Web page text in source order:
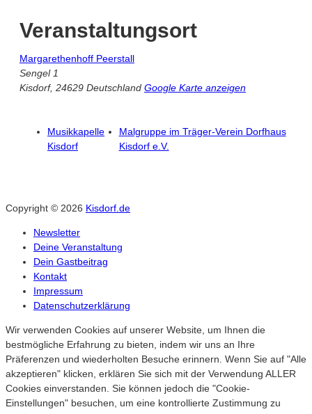
Veranstaltungsort
Margarethenhoff Peerstall
Sengel 1
Kisdorf, 24629 Deutschland Google Karte anzeigen
Musikkapelle
Kisdorf
Malgruppe im Träger-Verein Dorfhaus
Kisdorf e.V.
Copyright © 2026 Kisdorf.de
Newsletter
Deine Veranstaltung
Dein Gastbeitrag
Kontakt
Impressum
Datenschutzerklärung
Wir verwenden Cookies auf unserer Website, um Ihnen die
bestmögliche Erfahrung zu bieten, indem wir uns an Ihre
Präferenzen und wiederholten Besuche erinnern. Wenn Sie auf "Alle
akzeptieren" klicken, erklären Sie sich mit der Verwendung ALLER
Cookies einverstanden. Sie können jedoch die "Cookie-
Einstellungen" besuchen, um eine kontrollierte Zustimmung zu